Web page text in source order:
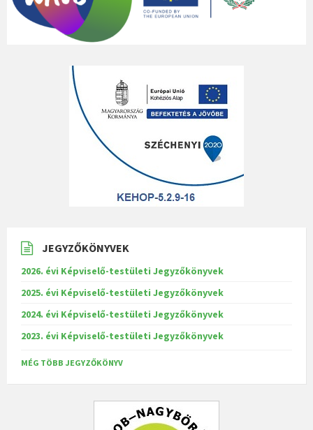
JEGYZŐKÖNYVEK
2026. évi Képviselő-testületi Jegyzőkönyvek
2025. évi Képviselő-testületi Jegyzőkönyvek
2024. évi Képviselő-testületi Jegyzőkönyvek
2023. évi Képviselő-testületi Jegyzőkönyvek
MÉG TÖBB JEGYZŐKÖNYV